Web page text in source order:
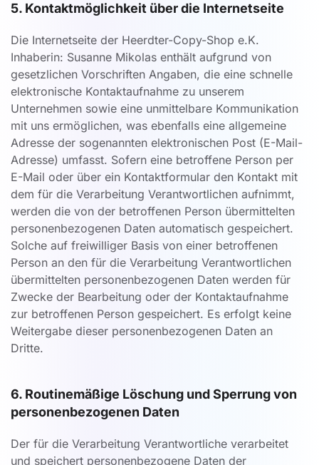
5. Kontaktmöglichkeit über die Internetseite
Die Internetseite der Heerdter-Copy-Shop e.K.
Inhaberin: Susanne Mikolas enthält aufgrund von
gesetzlichen Vorschriften Angaben, die eine schnelle
elektronische Kontaktaufnahme zu unserem
Unternehmen sowie eine unmittelbare Kommunikation
mit uns ermöglichen, was ebenfalls eine allgemeine
Adresse der sogenannten elektronischen Post (E-Mail-
Adresse) umfasst. Sofern eine betroffene Person per
E-Mail oder über ein Kontaktformular den Kontakt mit
dem für die Verarbeitung Verantwortlichen aufnimmt,
werden die von der betroffenen Person übermittelten
personenbezogenen Daten automatisch gespeichert.
Solche auf freiwilliger Basis von einer betroffenen
Person an den für die Verarbeitung Verantwortlichen
übermittelten personenbezogenen Daten werden für
Zwecke der Bearbeitung oder der Kontaktaufnahme
zur betroffenen Person gespeichert. Es erfolgt keine
Weitergabe dieser personenbezogenen Daten an
Dritte.
6. Routinemäßige Löschung und Sperrung von
personenbezogenen Daten
Der für die Verarbeitung Verantwortliche verarbeitet
und speichert personenbezogene Daten der